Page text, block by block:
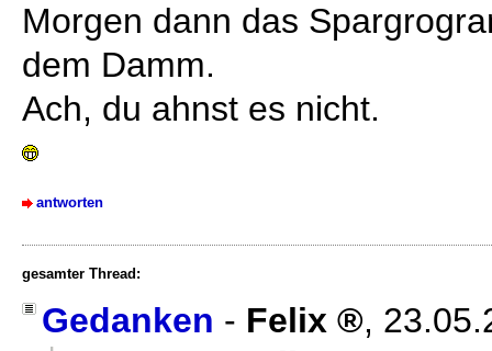
Morgen dann das
dem Damm.
Ach, du ahnst es nicht.
antworten
gesamter Thread:
Gedanken - Felix ,